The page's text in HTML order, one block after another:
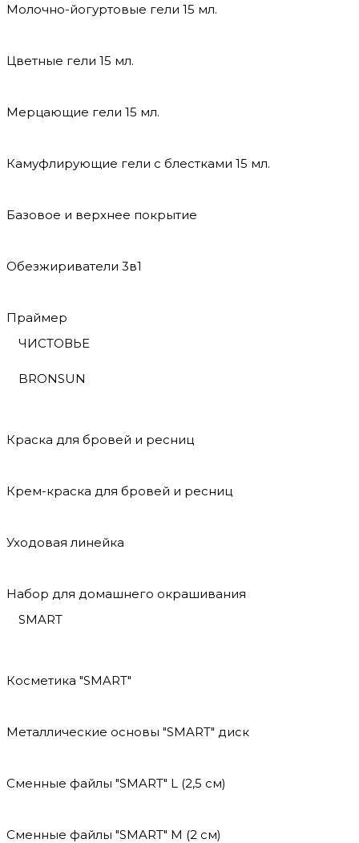
Молочно-йогуртовые гели 15 мл.
Цветные гели 15 мл.
Мерцающие гели 15 мл.
Камуфлирующие гели с блестками 15 мл.
Базовое и верхнее покрытие
Обезжириватели 3в1
Праймер
ЧИСТОВЬЕ
BRONSUN
Краска для бровей и ресниц
Крем-краска для бровей и ресниц
Уходовая линейка
Набор для домашнего окрашивания
SMART
Косметика "SMART"
Металлические основы "SMART" диск
Сменные файлы "SMART" L (2,5 см)
Сменные файлы "SMART" M (2 см)